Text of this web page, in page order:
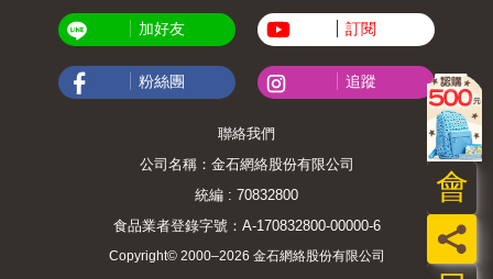
員
會
加好友 訂閱
粉絲團 追蹤
聯絡我們
公司名稱：金石網絡股份有限公司
統編 : 70832800
食品業者登錄字號：A-170832800-00000-6
Copyright© 2000–2026 金石網絡股份有限公司